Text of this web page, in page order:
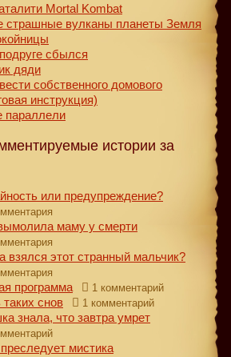
Mortal Kombat
страшные вулканы планеты Земля
сбылся
дяди
собственного домового
инструкция)
параллели
истории за
или предупреждение?
маму у смерти
взялся этот странный мальчик?
программа 1 комментарий
снов 1 комментарий
знала, что завтра умрет
мистика